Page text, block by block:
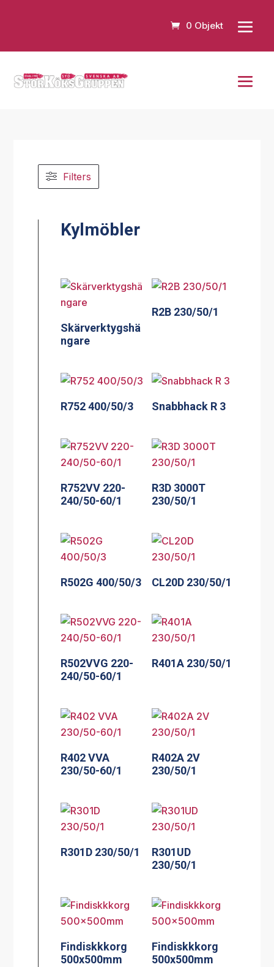
0 Objekt
Filters
Kylmöbler
Skärverktygshä
ngare
R2B 230/50/1
R752 400/50/3 Snabbhack R 3
R752VV 220-
240/50-60/1
R3D 3000T
230/50/1
R502G 400/50/3 CL20D 230/50/1
R502VVG 220-
240/50-60/1
R401A 230/50/1
R402 VVA
230/50-60/1
R402A 2V
230/50/1
R301D 230/50/1
R301UD
230/50/1
Findiskkkorg
500x500mm
Findiskkkorg
500x500mm